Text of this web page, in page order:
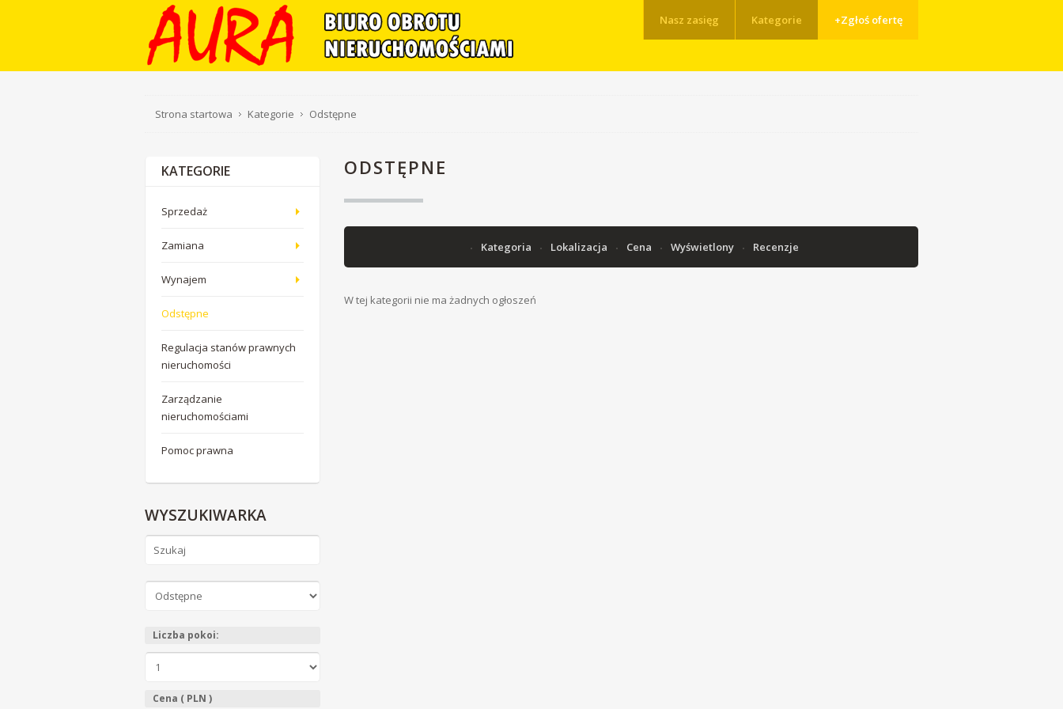
Nasz zasięg Kategorie +Zgłoś ofertę
Strona startowa Kategorie Odstępne
ODSTĘPNE
Kategoria Lokalizacja Cena Wyświetlony Recenzje
W tej kategorii nie ma żadnych ogłoszeń
KATEGORIE
Sprzedaż
Zamiana
Wynajem
Odstępne
Regulacja stanów prawnych
nieruchomości
Zarządzanie
nieruchomościami
Pomoc prawna
WYSZUKIWARKA
Liczba pokoi:
Cena ( PLN )